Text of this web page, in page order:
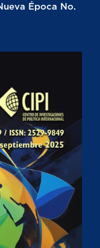
Época No.